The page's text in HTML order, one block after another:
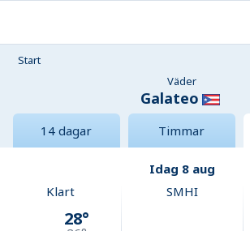
Start
Väder
Galateo
14 dagar Timmar
Idag 8 aug
Klart
28°
SMHI